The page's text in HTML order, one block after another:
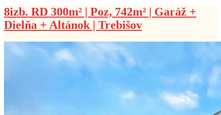
8izb. RD 300m² | Poz, 742m² | Garáž +
Dielňa + Altánok | Trebišov